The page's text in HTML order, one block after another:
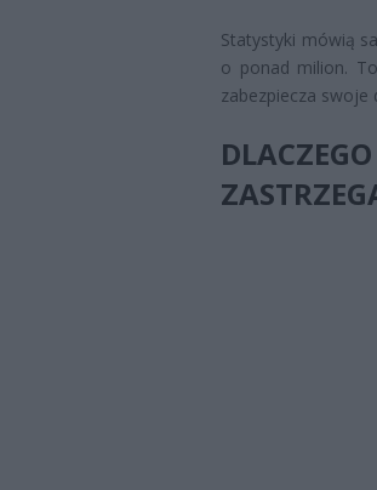
Statystyki mówią
o ponad milion.
zabezpiecza swoje